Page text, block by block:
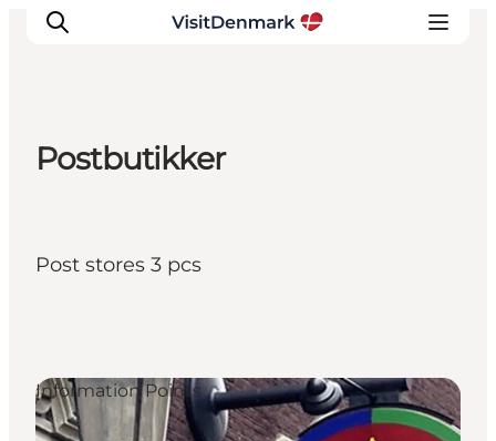
Quoi faire
Hébergements
Postbutikker
Post stores 3 pcs
Information Points